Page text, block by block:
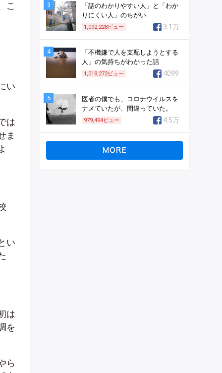
こ
い
は
ま
い
は
を
ら
3
「話のわかりやすい人」と「わか
りにくい人」のちがい
1,092,228ビュー 3.1万
4
「不機嫌で人を支配しようとする
人」の気持ちがわかった話
1,018,272ビュー 4099
5
医者の僕でも、コロナウイルスを
ナメていたが、間違っていた。
979,494ビュー 4.5万